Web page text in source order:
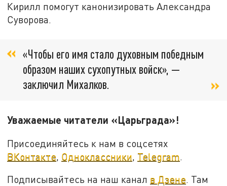
Кирилл помогут канонизировать Александра
Суворова.
«Чтобы его имя стало духовным победным
образом наших сухопутных войск», —
заключил Михалков.
Уважаемые читатели «Царьграда»!
Присоединяйтесь к нам в соцсетях
ВКонтакте, Одноклассники, Telegram.
Подписывайтесь на наш канал в Дзене. Там